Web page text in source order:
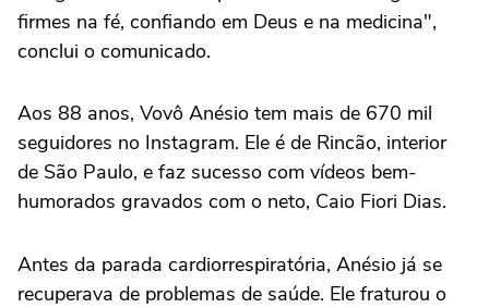
firmes na fé, confiando em Deus e na medicina",
conclui o comunicado.
Aos 88 anos, Vovô Anésio tem mais de 670 mil
seguidores no Instagram. Ele é de Rincão, interior
de São Paulo, e faz sucesso com vídeos bem-
humorados gravados com o neto, Caio Fiori Dias.
Antes da parada cardiorrespiratória, Anésio já se
recuperava de problemas de saúde. Ele fraturou o